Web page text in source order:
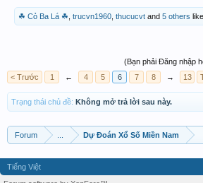
☘ Cỏ Ba Lá ☘ trucvn1960 thucucvt and 5 others
(Bạn phải Đăng nhập
< Trước
1 ← 4 5 6 7 8 → 13
Trạng thái chủ đề: Không mở trả lời sau này.
Forum Dự Đoán Xổ Số Miền Nam
Tiếng Việt